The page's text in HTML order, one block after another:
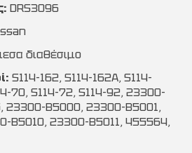
DRS3096
διαθέσιμο
S114-162, S114-162A, S114-
70, S114-72, S114-92, 23300-
23300-B5000, 23300-B5001,
B5010, 23300-B5011, 455564,